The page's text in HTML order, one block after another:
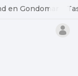
en Gondomar